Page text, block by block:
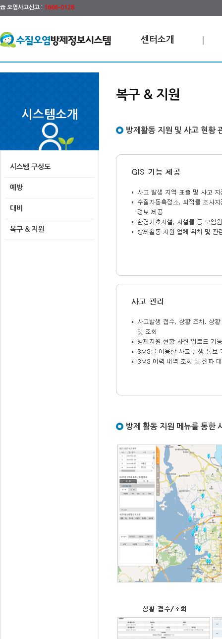
☎ 오염사고신고 : 1666-0128
센터소개
시스템소개
시스템 구성도
예방
대비
복구 & 지원
복구 & 지원
방제활동 지원 및 사고 현황
방제 활동 지원 메뉴를 통한